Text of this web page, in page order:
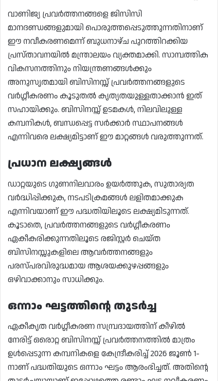
വാണിജ്യ പ്രവർത്തനങ്ങളെ ജിസിസി
മാനദണ്ഡങ്ങളുമായി പൊരുത്തപ്പെടുത്തുന്നതിനാണ്
ഈ നവീകരണമെന്ന് ബുധനാഴ്ച പുറത്തിറക്കിയ
പ്രസ്താവനയിൽ മന്ത്രാലയം വ്യക്തമാക്കി. സാമ്പത്തിക
വികസനത്തിനും നിയന്ത്രണങ്ങൾക്കും
അനുസൃതമായി ബിസിനസ്സ് പ്രവർത്തനങ്ങളുടെ
വർഗ്ഗീകരണം കൂടുതൽ കൃത്യതയുള്ളതാക്കാൻ ഇത്
സഹായിക്കും. ബിസിനസ്സ് ഉടമകൾ, നിലവിലുള്ള
കമ്പനികൾ, ബന്ധപ്പെട്ട സർക്കാർ സ്ഥാപനങ്ങൾ
എന്നിവരെ ലക്ഷ്യമിട്ടാണ് ഈ മാറ്റങ്ങൾ വരുത്തുന്നത്.
പ്രധാന ലക്ഷ്യങ്ങൾ
ഡാറ്റയുടെ ഗുണനിലവാരം ഉയർത്തുക, സുതാര്യത
വർദ്ധിപ്പിക്കുക, നടപടിക്രമങ്ങൾ ലളിതമാക്കുക
എന്നിവയാണ് ഈ പദ്ധതിയിലൂടെ ലക്ഷ്യമിടുന്നത്.
കൂടാതെ, പ്രവർത്തനങ്ങളുടെ വർഗ്ഗീകരണം
ഏകീകരിക്കുന്നതിലൂടെ രജിസ്റ്റർ ചെയ്ത
ബിസിനസ്സുകളിലെ ആവർത്തനങ്ങളും
പരസ്പരവിരുദ്ധമായ ആശയക്കുഴപ്പങ്ങളും
ഒഴിവാക്കാനും സാധിക്കും.
ഒന്നാം ഘട്ടത്തിന്റെ തുടർച്ച
ഏകീകൃത വർഗ്ഗീകരണ സമ്പ്രദായത്തിന് കീഴിൽ
നേരിട്ട് ഒരൊറ്റ ബിസിനസ്സ് പ്രവർത്തനത്തിൽ മാത്രം
ഉൾപ്പെടുന്ന കമ്പനികളെ കേന്ദ്രീകരിച്ച് 2026 ജൂൺ 1-
നാണ് പദ്ധതിയുടെ ഒന്നാം ഘട്ടം ആരംഭിച്ചത്. അതിന്റെ